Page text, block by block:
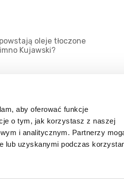
aby oferować funkcje
o tym, jak korzystasz z naszej
i analitycznym. Partnerzy
lub uzyskanymi podczas
oleje tłoczone
Kujawski?
Kategorie
Kontakt
Zaloguj się